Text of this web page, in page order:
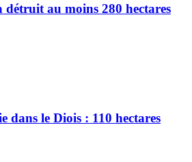
détruit au moins 280 hectares
dans le Diois : 110 hectares